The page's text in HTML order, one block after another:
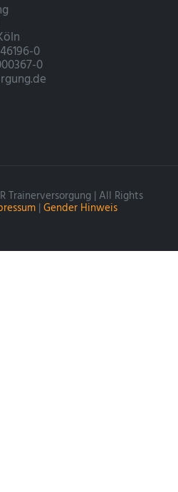
0
0
Trainerversorgung | All Rights
| Gender Hinweis